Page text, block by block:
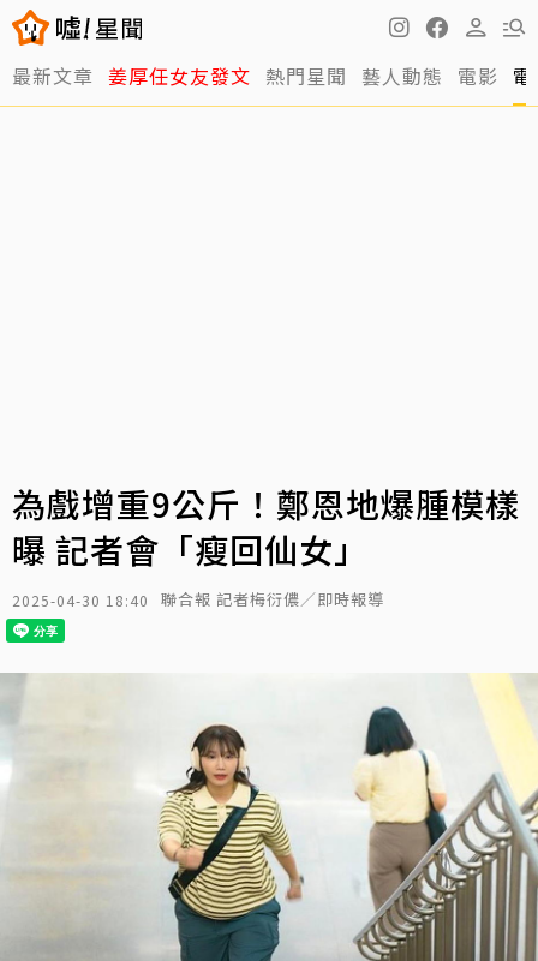
最新文章 姜厚任女友發文 熱門星聞 藝人動態 電影
為戲增重9公斤！鄭恩地爆腫模樣
曝 記者會「瘦回仙女」
2025-04-30 18:40 聯合報 記者梅衍儂／即時報導